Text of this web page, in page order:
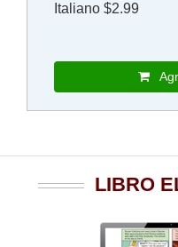
Italiano $2.99
LIBRO